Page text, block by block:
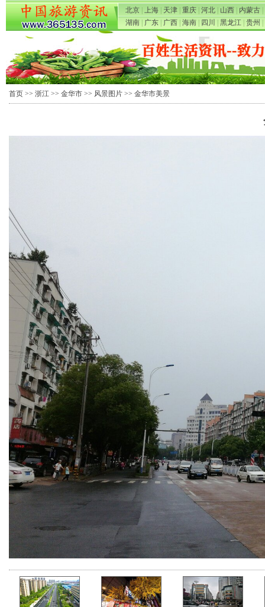
北京 上海 天津 重庆 河北 山西 内蒙古
湖南
广东 广西 海南 四川 黑龙江 贵州
首页 >> 浙江 >> 金华市 >> 风景图片 >> 金华市美景